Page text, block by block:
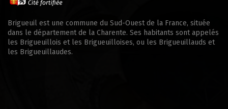
Brigueuil est une commune du Sud-Ouest de la France, située
dans le département de la Charente. Ses habitants sont appelés
les Brigueuillois et les Brigueuilloises, ou les Brigueuillauds et
les Brigueuillaudes.